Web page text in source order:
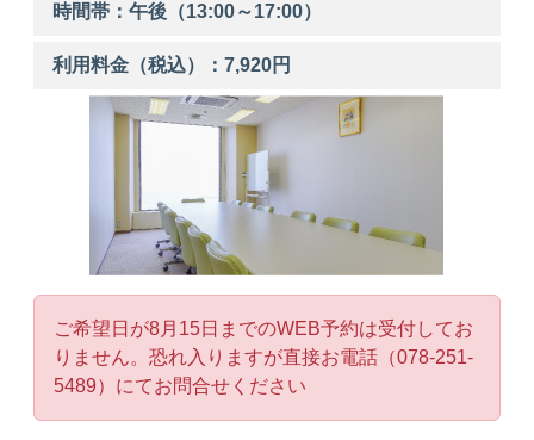
時間帯：午後 （13:00～17:00）
利用料金（税込）：7,920円
ご希望日が8月15日までのWEB予約は受付してお
りません。恐れ入りますが直接お電話（078-251-
5489）にてお問合せください